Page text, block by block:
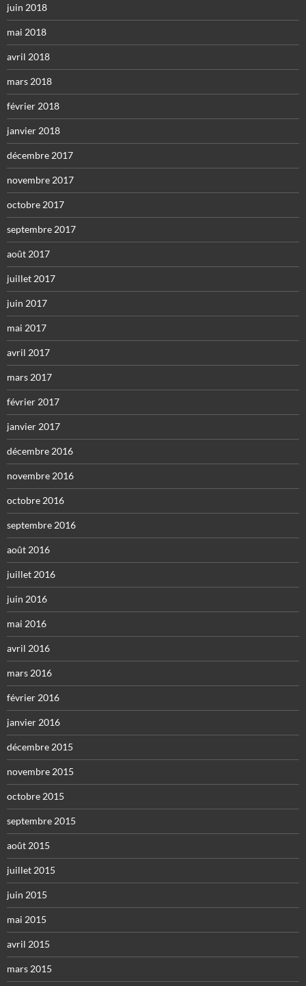
juin 2018
mai 2018
avril 2018
mars 2018
février 2018
janvier 2018
décembre 2017
novembre 2017
octobre 2017
septembre 2017
août 2017
juillet 2017
juin 2017
mai 2017
avril 2017
mars 2017
février 2017
janvier 2017
décembre 2016
novembre 2016
octobre 2016
septembre 2016
août 2016
juillet 2016
juin 2016
mai 2016
avril 2016
mars 2016
février 2016
janvier 2016
décembre 2015
novembre 2015
octobre 2015
septembre 2015
août 2015
juillet 2015
juin 2015
mai 2015
avril 2015
mars 2015